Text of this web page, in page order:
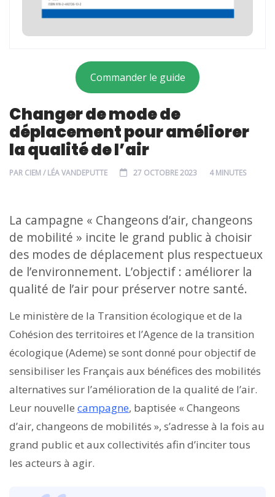
Commander le guide
Changer de mode de
déplacement pour améliorer
la qualité de l’air
PAR CIEM / LÉA VANDEPUTTE 27 OCTOBRE 2023 4 MINUTES
La campagne « Changeons d’air, changeons
de mobilité » incite le grand public à choisir
des modes de déplacement plus respectueux
de l’environnement. L’objectif : améliorer la
qualité de l’air pour préserver notre santé.
Le ministère de la Transition écologique et de la
Cohésion des territoires et l’Agence de la transition
écologique (Ademe) se sont donné pour objectif de
sensibiliser les Français aux bénéfices des mobilités
alternatives sur l’amélioration de la qualité de l’air.
Leur nouvelle campagne, baptisée « Changeons
d’air, changeons de mobilités », s’adresse à la fois au
grand public et aux collectivités afin d’inciter tous
les acteurs à agir.